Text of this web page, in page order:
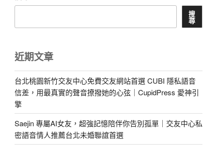
搜
尋
近期文章
台北桃園新竹交友中心免費交友網站首選 CUBI 隱私語音
信差，用最真實的聲音撩撥她的心弦｜CupidPress 愛神引
擎
Saejin 專屬AI女友，超強記憶陪伴你告別孤單｜交友中心私
密語音情人推薦台北未婚聯誼首選